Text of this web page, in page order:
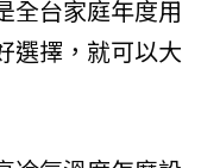
全台家庭年度用
選擇，就可以大